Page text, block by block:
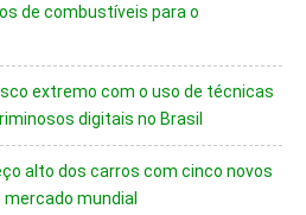
de combustíveis para o
extremo com o uso de técnicas
digitais no Brasil
alto dos carros com cinco novos
mundial